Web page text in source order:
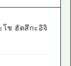
โช ฮัตสึกะอิจิ